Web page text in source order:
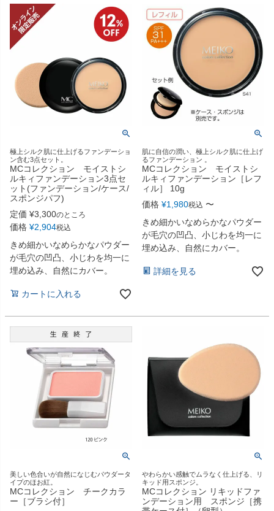
極上シルク肌に仕上げるファンデーショ
ン含む3点セット。
MCコレクション モイストシ
ルキィファンデーション3点セ
ット(ファンデーション/ケース/
スポンジパフ)
定価 ¥3,300のところ
価格 ¥2,904税込
きめ細かいなめらかなパウダー
が毛穴の凹凸、小じわを均一に
埋め込み、自然にカバー。
カートに入れる
肌に自信の潤い、極上シルク肌に仕上げ
るファンデーション 。
MCコレクション モイストシ
ルキィファンデーション［レフ
ィル］ 10g
価格 ¥1,980税込 〜
きめ細かいなめらかなパウダー
が毛穴の凹凸、小じわを均一に
埋め込み、自然にカバー。
詳細を見る
美しい色合いが自然になじむパウダータ
イプのほお紅。
MCコレクション チークカラ
ー［ブラシ付］
やわらかい感触でムラなく仕上げる、リ
キッド用スポンジ。
MCコレクション リキッドファ
ンデーション用 スポンジ［携